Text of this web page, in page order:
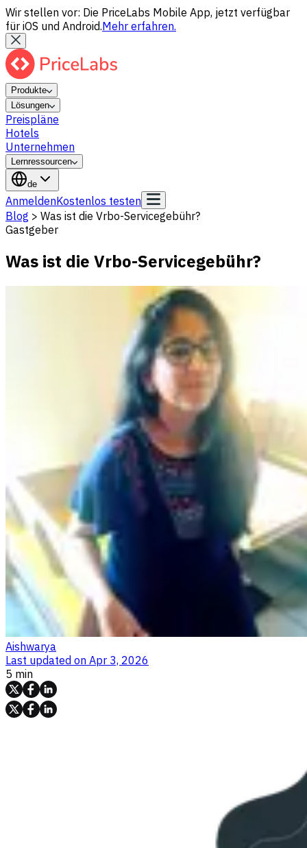
Wir stellen vor: Die PriceLabs Mobile App, jetzt verfügbar
für iOS und Android.Mehr erfahren.
Produkte
Lösungen
Preispläne
Hotels
Unternehmen
Lernressourcen
de
AnmeldenKostenlos testen
Blog > Was ist die Vrbo-Servicegebühr?
Gastgeber
Was ist die Vrbo-Servicegebühr?
Aishwarya
Last updated on Apr 3, 2026
5 min